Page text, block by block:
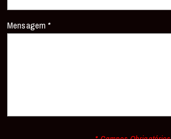
Mensagem *